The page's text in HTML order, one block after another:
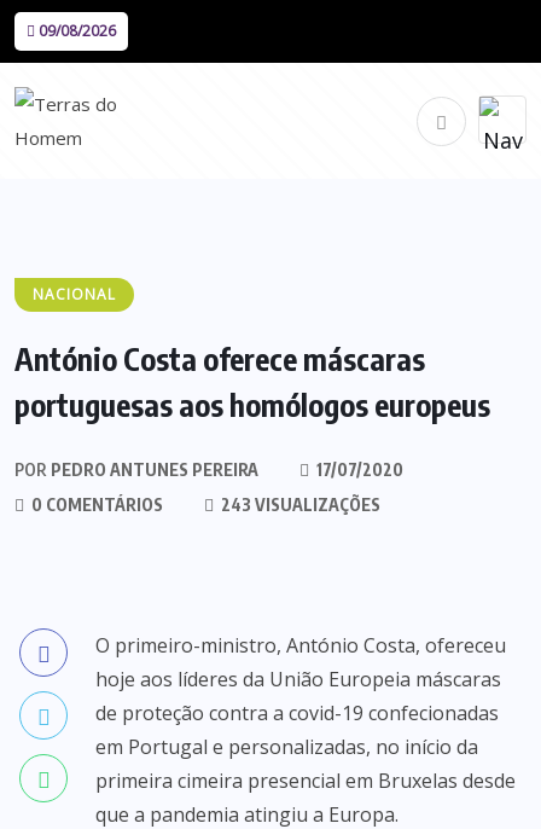
09/08/2026
NACIONAL
António Costa oferece máscaras
portuguesas aos homólogos europeus
POR PEDRO ANTUNES PEREIRA
17/07/2020
0 COMENTÁRIOS
243 VISUALIZAÇÕES
O primeiro-ministro, António Costa, ofereceu
hoje aos líderes da União Europeia máscaras
de proteção contra a covid-19 confecionadas
em Portugal e personalizadas, no início da
primeira cimeira presencial em Bruxelas desde
que a pandemia atingiu a Europa.